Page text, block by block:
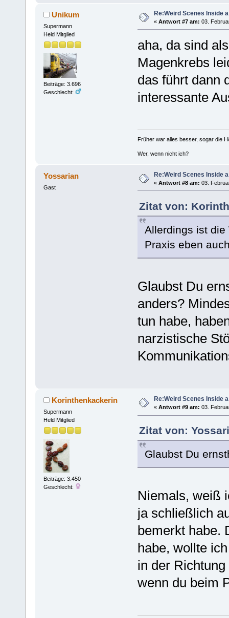
Unikum
Supermann
Held Mitglied
Beiträge: 3.696
Geschlecht:
Re:Weird Scenes Inside
« Antwort #7 am: 03.
aha, da sind
Magenkrebs
das führt dann
interessante
Früher war alles besser, sogar die
Wer, wenn nicht ich?
Yossarian
Gast
Re:Weird Scenes Inside
« Antwort #8 am: 03.
Zitat von:
Allerdings ist
Praxis eben
Glaubst Du
anders?
tun habe,
narzistische
Korinthenkackerin
Supermann
Held Mitglied
Beiträge: 3.450
Geschlecht:
Re:Weird Scenes Inside
« Antwort #9 am: 03.
Zitat von:
Glaubst Du
Niemals, weiß
ja schließlich
bemerkt habe.
habe, wollte
in der
wenn du beim